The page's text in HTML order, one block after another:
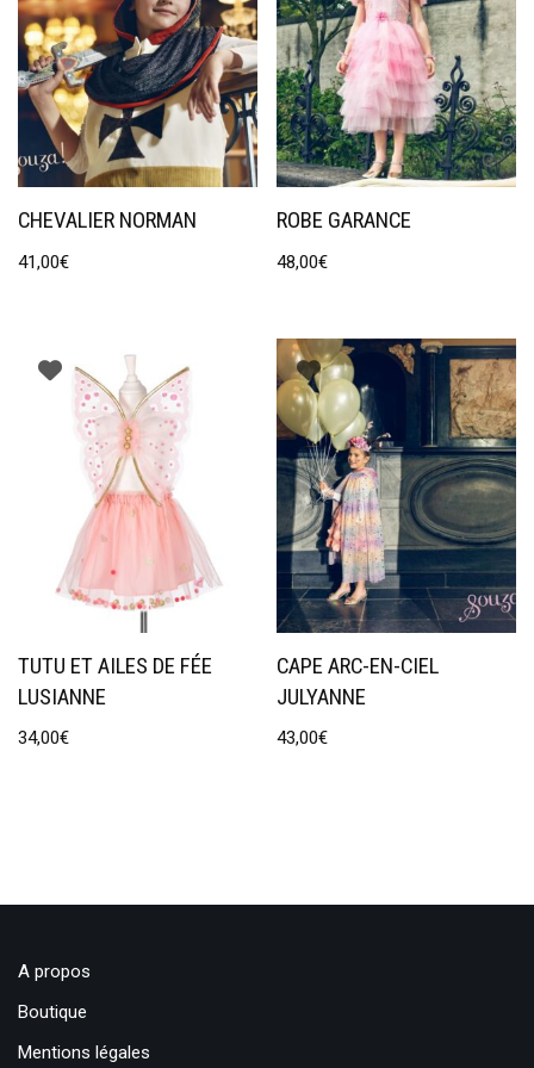
CHEVALIER NORMAN
41,00€
ROBE GARANCE
48,00€
TUTU ET AILES DE FÉE
LUSIANNE
34,00€
CAPE ARC-EN-CIEL
JULYANNE
43,00€
A propos
Boutique
Mentions légales